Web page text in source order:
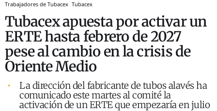
Trabajadores de Tubacex Tubacex
Tubacex apuesta por activar un
ERTE hasta febrero de 2027
pese al cambio en la crisis de
Oriente Medio
La dirección del fabricante de tubos alavés ha
comunicado este martes al comité la
activación de un ERTE que empezaría en julio